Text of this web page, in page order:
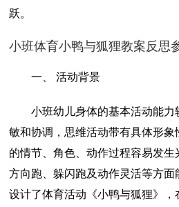
跃。
小班体育小鸭与狐狸教案反思
一、 活动背景
小班幼儿身体的基本活动能力
敏和协调，思维活动带有具体形象
的情节、角色、动作过程容易发
方向跑、躲闪跑及动作灵活等方
设计了体育活动《小鸭与狐狸》